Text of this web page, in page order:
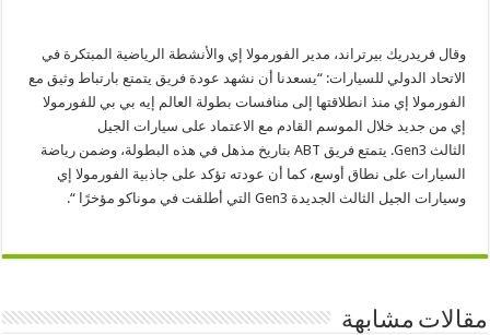
وقال فريدريك بيرتراند، مدير الفورمولا إي والأنشطة الرياضية المبتكرة في
الاتحاد الدولي للسيارات: “يسعدنا أن نشهد عودة فريق يتمتع بارتباط وثيق مع
الفورمولا إي منذ انطلاقتها إلى منافسات بطولة العالم إيه بي بي للفورمولا
إي من جديد خلال الموسم القادم مع الاعتماد على سيارات الجيل
الثالث Gen3. يتمتع فريق ABTبتاريخ مذهل في هذه البطولة، وضمن رياضة
السيارات على نطاق أوسع، كما أن عودته تؤكد على جاذبية الفورمولا إي
وسيارات الجيل الثالث الجديدة Gen3التي أطلقت في موناكو مؤخرًا “.
مقالات مشابهة